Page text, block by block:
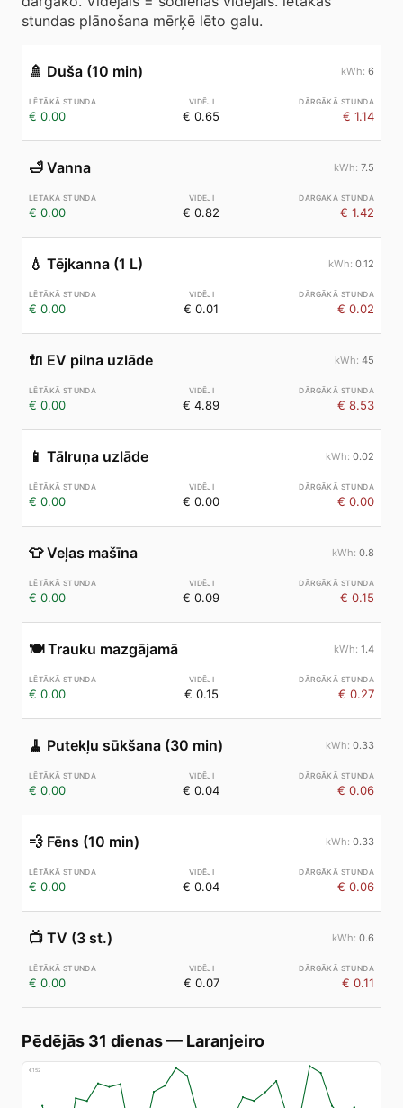
stundas plānošana mērķē lēto galu.
🚿 Duša (10 min) 6
€ 0.00 € 0.65 € 1.14
🛁 Vanna 7.5
€ 0.00 € 0.82 € 1.42
💧 Tējkanna (1 L) 0.12
€ 0.00 € 0.01 € 0.02
🔌 EV pilna uzlāde 45
€ 0.00 € 4.89 € 8.53
📱 Tālruņa uzlāde 0.02
€ 0.00 € 0.00 € 0.00
👕 Veļas mašīna 0.8
€ 0.00 € 0.09 € 0.15
🍽️ Trauku mazgājamā 1.4
€ 0.00 € 0.15 € 0.27
🧹 Putekļu sūkšana (30 min) 0.33
€ 0.00 € 0.04 € 0.06
💨 Fēns (10 min) 0.33
€ 0.00 € 0.04 € 0.06
📺 TV (3 st.) 0.6
€ 0.00 € 0.07 € 0.11
Pēdējās 31 dienas— Laranjeiro
€152